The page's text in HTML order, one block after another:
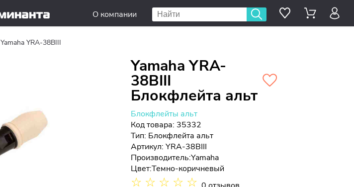
О компании
Yamaha YRA-38BIII
Yamaha YRA-
38BIII
Блокфлейта альт
Блокфлейты альт
Код товара: 35332
Тип: Блокфлейта альт
Артикул: YRA-38BIII
Производитель:Yamaha
Цвет:Темно-коричневый
☆ ☆ ☆ ☆ ☆